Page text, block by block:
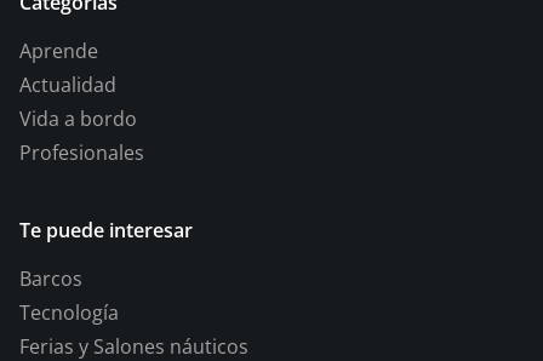
Aprende
Actualidad
Vida a bordo
Profesionales
Te puede interesar
Barcos
Tecnología
Ferias y Salones náuticos